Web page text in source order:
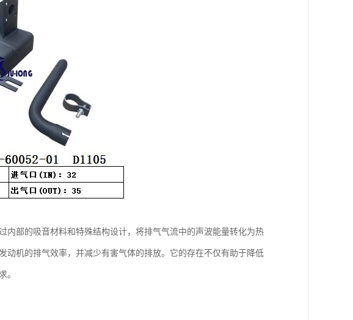
部的吸音材料和特殊结构设计，将排气气流中的声波能量转化为热
动机的排气效率，并减少有害气体的排放。它的存在不仅有助于降低
。